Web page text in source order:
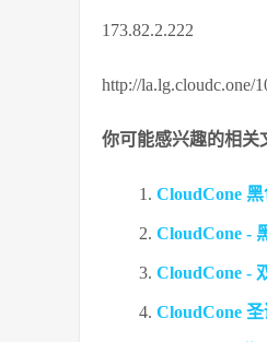
173.82.2.222
http://la.lg.cloudc.one/
你可能感兴趣的相关
CloudCone
CloudCone -
CloudCone -
CloudCone